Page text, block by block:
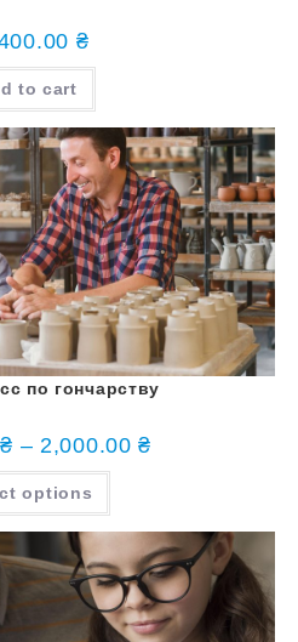
₴
to cart
по гончарству
₴ –2,000.00₴
options